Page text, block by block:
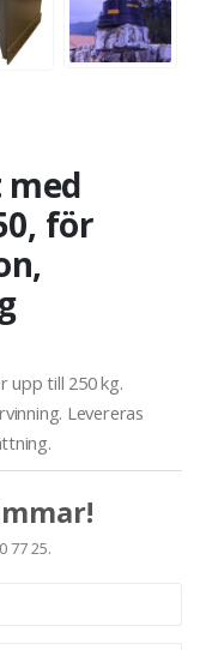
för
upp till 250 kg.
Levereras
77 25.